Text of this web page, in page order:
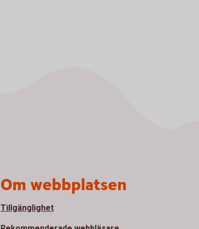
Om webbplatsen
Tillgänglighet